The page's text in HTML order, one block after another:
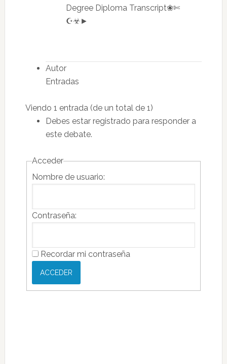
Degree Diploma Transcript❀✄
☪☣►
Autor
Entradas
Viendo 1 entrada (de un total de 1)
Debes estar registrado para responder a
este debate.
Acceder
Nombre de usuario:
Contraseña:
Recordar mi contraseña
ACCEDER